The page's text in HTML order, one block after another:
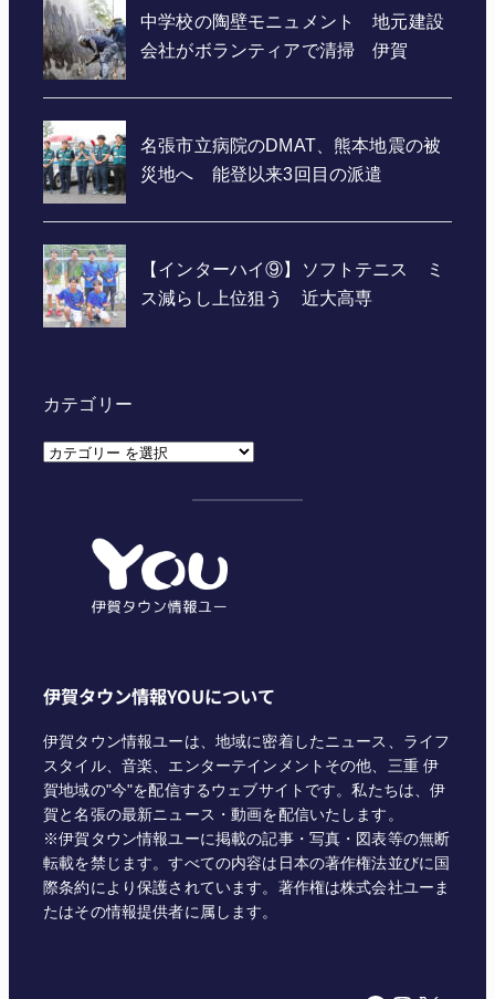
カテゴリー
カ
伊賀タウン情報YOUについて
伊賀タウン情報ユーは、地域に密着したニュース、ライフ
スタイル、音楽、エンターテインメントその他、三重 伊
賀地域の"今"を配信するウェブサイトです。私たちは、伊
賀と名張の最新ニュース・動画を配信いたします。
※伊賀タウン情報ユーに掲載の記事・写真・図表等の無断
転載を禁じます。すべての内容は日本の著作権法並びに国
際条約により保護されています。著作権は株式会社ユーま
たはその情報提供者に属します。